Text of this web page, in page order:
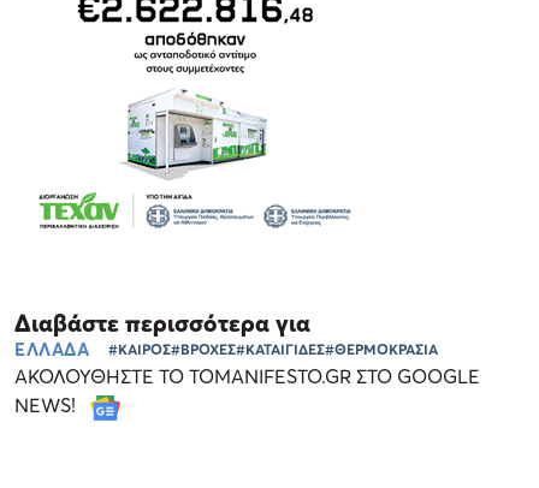
Διαβάστε περισσότερα για
ΕΛΛΑΔΑ #ΚΑΙΡΟΣ#ΒΡΟΧΕΣ#ΚΑΤΑΙΓΙΔΕΣ#ΘΕΡΜΟΚΡΑΣΙΑ
ΑΚΟΛΟΥΘΗΣΤΕ ΤΟ TOMANIFESTO.GR ΣΤΟ GOOGLE
NEWS!